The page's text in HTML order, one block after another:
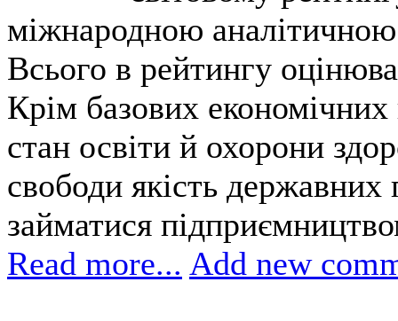
міжнародною
Всього в рейтингу
Крім базових економічних
стан освіти й охорони
свободи якість державних
займатися
Read more... Add new